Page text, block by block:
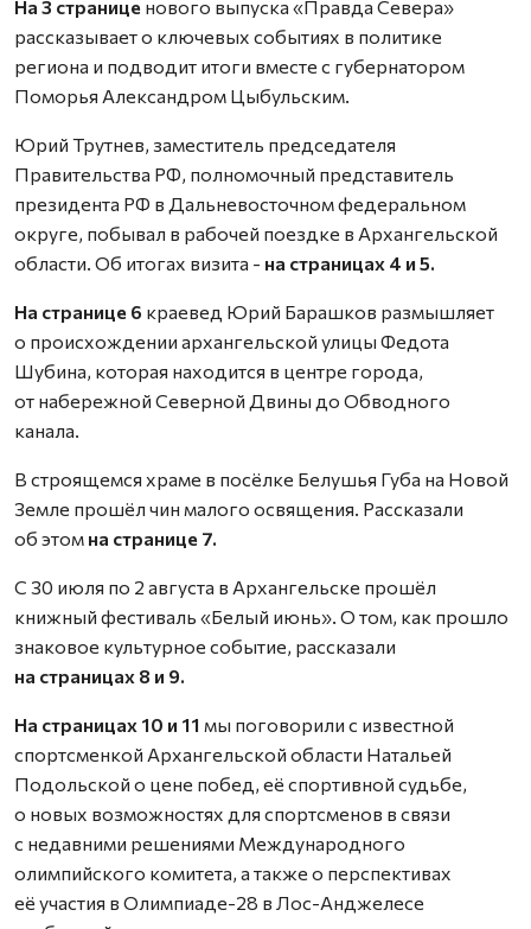
На 3 странице нового выпуска «Правда Севера»
рассказывает о ключевых событиях в политике
региона и подводит итоги вместе с губернатором
Поморья Александром Цыбульским.
Юрий Трутнев, заместитель председателя
Правительства РФ, полномочный представитель
президента РФ в Дальневосточном федеральном
округе, побывал в рабочей поездке в Архангельской
области. Об итогах визита - на страницах 4 и 5.
На странице 6 краевед Юрий Барашков размышляет
о происхождении архангельской улицы Федота
Шубина, которая находится в центре города,
от набережной Северной Двины до Обводного
канала.
В строящемся храме в посёлке Белушья Губа на Новой
Земле прошёл чин малого освящения. Рассказали
об этом на странице 7.
С 30 июля по 2 августа в Архангельске прошёл
книжный фестиваль «Белый июнь». О том, как прошло
знаковое культурное событие, рассказали
на страницах 8 и 9.
На страницах 10 и 11 мы поговорили с известной
спортсменкой Архангельской области Натальей
Подольской о цене побед, её спортивной судьбе,
о новых возможностях для спортсменов в связи
с недавними решениями Международного
олимпийского комитета, а также о перспективах
её участия в Олимпиаде-28 в Лос-Анджелесе